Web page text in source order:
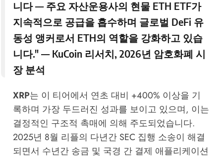
니다 — 주요 자산운용사의 현물 ETH ETF가
지속적으로 공급을 흡수하며 글로벌 DeFi 유
동성 앵커로서 ETH의 역할을 강화하고 있습
니다." — KuCoin 리서치, 2026년 암호화폐 시
장 분석
XRP는 이 티어에서 연초 대비 +400% 이상을 기
록하며 가장 두드러진 성과를 보이고 있으며, 이는
결정적인 구조적 촉매에 의해 주도되었습니다.
2025년 8월 리플의 다년간 SEC 집행 소송이 해결
되면서 수년간 송금 및 국경 간 결제 애플리케이션